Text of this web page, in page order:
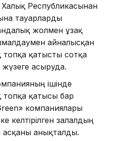
Республикасынан
тауарларды
жолмен ұзақ
айналысқан
қатысты сотқа
жүзеге асыруда.
ішінде
қатысы бар
компаниялары
келтірілген залалдың
асқаны анықталды.